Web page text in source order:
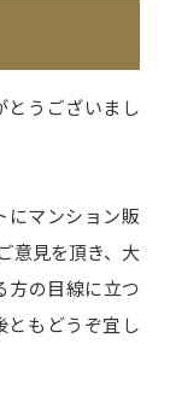
とうございまし
にマンション販
意見を頂き、大
方の目線に立つ
ともどうぞ宜し